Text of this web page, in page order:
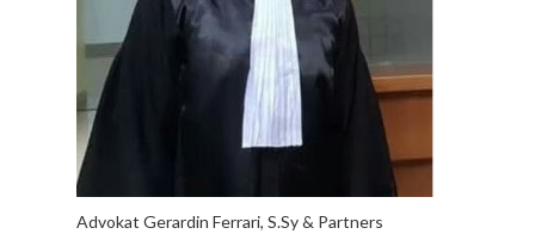
Advokat Gerardin Ferrari, S.Sy & Partners